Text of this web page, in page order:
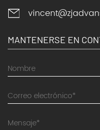
MANTENERSE EN